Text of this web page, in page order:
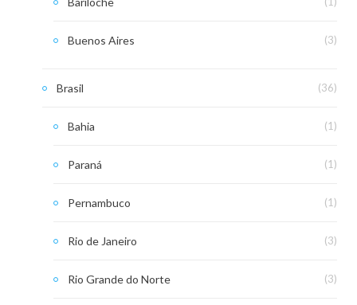
Buenos Aires (3)
Brasil (36)
Bahia (1)
Paraná (1)
Pernambuco (1)
Rio de Janeiro (3)
Rio Grande do Norte (3)